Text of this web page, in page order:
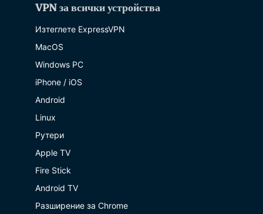
VPN за всички устройства
Изтеглете ExpressVPN
MacOS
Windows PC
iPhone / iOS
Android
Linux
Рутери
Apple TV
Fire Stick
Android TV
Разширение за Chrome